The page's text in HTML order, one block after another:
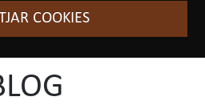
COOKIES